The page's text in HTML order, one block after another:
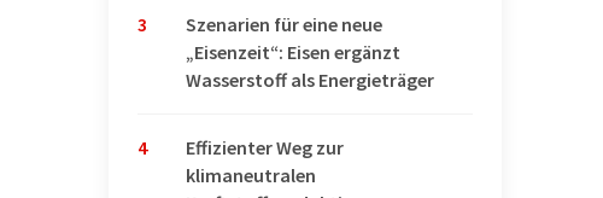
3
Szenarien für eine neue
„Eisenzeit“: Eisen ergänzt
Wasserstoff als Energieträger
4
Effizienter Weg zur
klimaneutralen